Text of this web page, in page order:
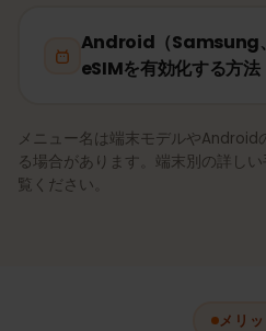
Android（Samsung
eSIMを有効化する方法
メニュー名は端末モデルやAndroid
る場合があります。端末別の詳しい
覧ください。
メリッ